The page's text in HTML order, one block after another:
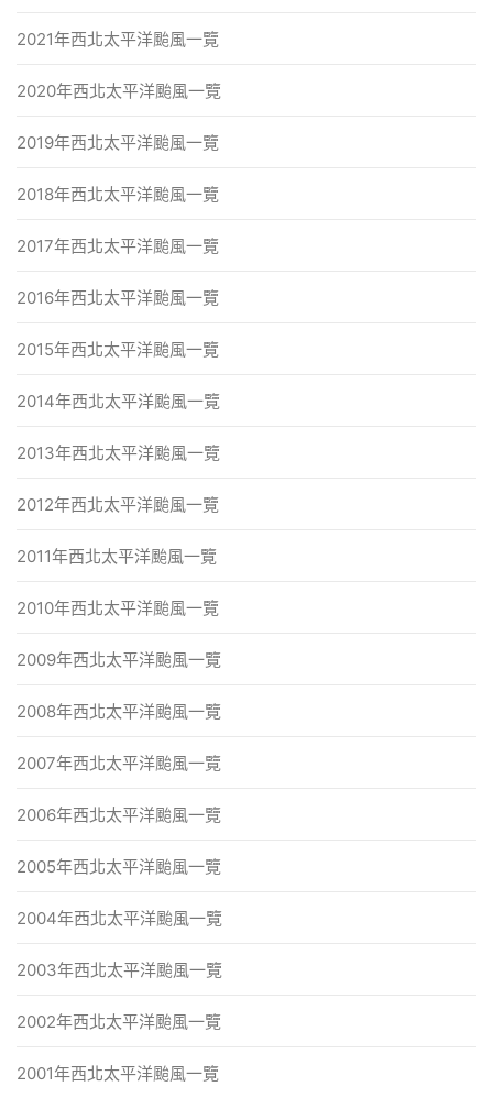
2021年西北太平洋颱風一覽
2020年西北太平洋颱風一覽
2019年西北太平洋颱風一覽
2018年西北太平洋颱風一覽
2017年西北太平洋颱風一覽
2016年西北太平洋颱風一覽
2015年西北太平洋颱風一覽
2014年西北太平洋颱風一覽
2013年西北太平洋颱風一覽
2012年西北太平洋颱風一覽
2011年西北太平洋颱風一覽
2010年西北太平洋颱風一覽
2009年西北太平洋颱風一覽
2008年西北太平洋颱風一覽
2007年西北太平洋颱風一覽
2006年西北太平洋颱風一覽
2005年西北太平洋颱風一覽
2004年西北太平洋颱風一覽
2003年西北太平洋颱風一覽
2002年西北太平洋颱風一覽
2001年西北太平洋颱風一覽